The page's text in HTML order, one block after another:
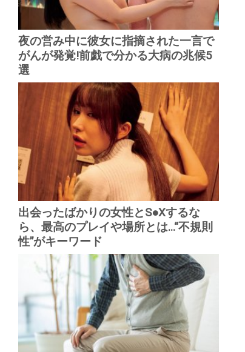
夜の営み中に彼女に指摘された一言で
がんが発覚!前戯で分かる大病の兆候5
選
出会ったばかりの女性とS●Xするな
ら、最高のプレイや場所とは...“不規則
性”がキーワード